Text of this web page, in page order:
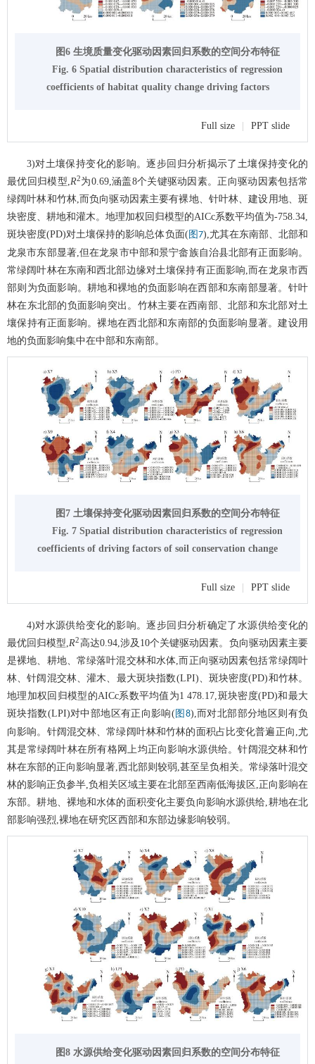
图6 生境质量变化驱动因素回归系数的空间分布特征
Fig. 6 Spatial distribution characteristics of regression
coefficients of habitat quality change driving factors
Full size PPT slide
3)对土壤保持变化的影响。逐步回归分析揭示了土壤保持变化的
最优回归模型,R2为0.69,涵盖8个关键驱动因素。正向驱动因素包括常
绿阔叶林和竹林,而负向驱动因素主要有裸地、针叶林、建设用地、斑
块密度、耕地和灌木。地理加权回归模型的AICc系数平均值为-758.34,
斑块密度(PD)对土壤保持的影响总体负面(图7),尤其在东南部、北部和
龙泉市东部显著,但在龙泉市中部和景宁畲族自治县北部有正面影响。
常绿阔叶林在东南和西北部边缘对土壤保持有正面影响,而在龙泉市西
部则为负面影响。耕地和裸地的负面影响在西部和东南部显著。针叶
林在东北部的负面影响突出。竹林主要在西南部、北部和东北部对土
壤保持有正面影响。裸地在西北部和东南部的负面影响显著。建设用
地的负面影响集中在中部和东南部。
图7 土壤保持变化驱动因素回归系数的空间分布特征
Fig. 7 Spatial distribution characteristics of regression
coefficients of driving factors of soil conservation change
Full size PPT slide
4)对水源供给变化的影响。逐步回归分析确定了水源供给变化的
最优回归模型,R2高达0.94,涉及10个关键驱动因素。负向驱动因素主要
是裸地、耕地、常绿落叶混交林和水体,而正向驱动因素包括常绿阔叶
林、针阔混交林、灌木、最大斑块指数(LPI)、斑块密度(PD)和竹林。
地理加权回归模型的AICc系数平均值为1 478.17,斑块密度(PD)和最大
斑块指数(LPI)对中部地区有正向影响(图8),而对北部部分地区则有负
向影响。针阔混交林、常绿阔叶林和竹林的面积占比变化普遍正向,尤
其是常绿阔叶林在所有格网上均正向影响水源供给。针阔混交林和竹
林在东部的正向影响显著,西北部则较弱,甚至呈负相关。常绿落叶混交
林的影响正负参半,负相关区域主要在北部至西南低海拔区,正向影响在
东部。耕地、裸地和水体的面积变化主要负向影响水源供给,耕地在北
部影响强烈,裸地在研究区西部和东部边缘影响较弱。
图8 水源供给变化驱动因素回归系数的空间分布特征